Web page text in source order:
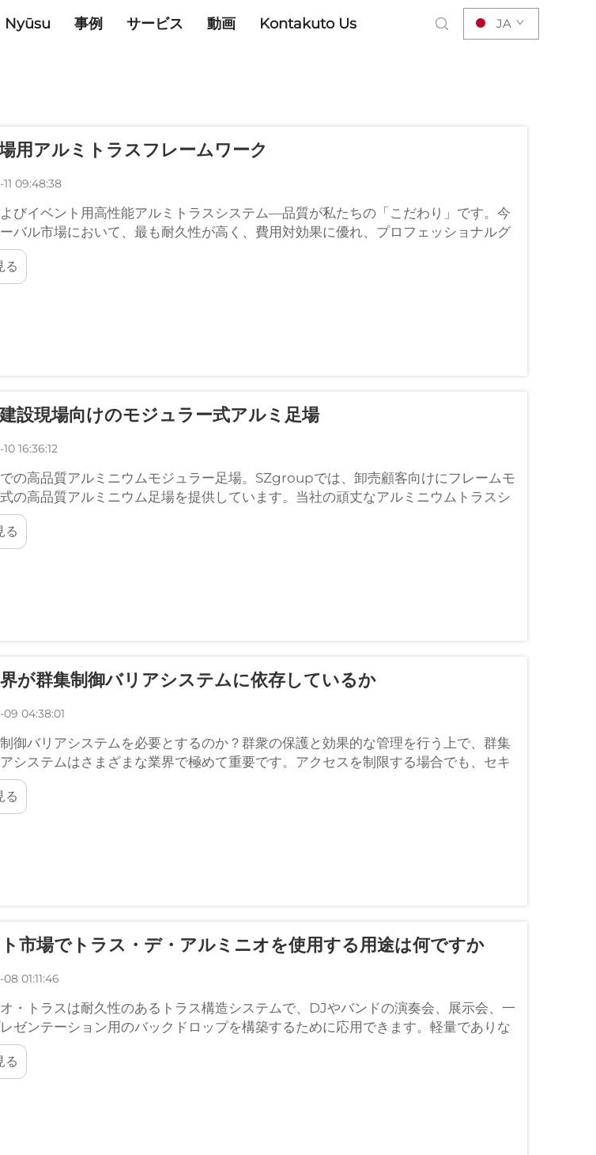
Nyūsu 事例 サービス 動画 Kontakuto Us JA
用アルミトラスフレームワーク
11 09:48:38
びイベント用高性能アルミトラスシステム—品質が私たちの「こだわり」です。今
バル市場において、最も耐久性が高く、費用対効果に優れ、プロフェッショナルグ
ラスを提供しています。貿易博覧会、イベント、またはその他の目的での展示会場
いて…
る
設現場向けのモジュラー式アルミ足場
10 16:36:12
の高品質アルミニウムモジュラー足場。SZgroupでは、卸売顧客向けにフレームモ
の高品質アルミニウム足場を提供しています。当社の頑丈なアルミニウムトラスシ
複雑な作業現場にも対応可能で、d...
る
が群集制御バリアシステムに依存しているか
09 04:38:01
御バリアシステムを必要とするのか？群衆の保護と効果的な管理を行う上で、群集
システムはさまざまな業界で極めて重要です。アクセスを制限する場合でも、セキ
提供する場合でも、またはその他の目的であっても…
る
市場でトラス・デ・アルミニオを使用する用途は何ですか
08 01:11:46
・トラスは耐久性のあるトラス構造システムで、DJやバンドの演奏会、展示会、一
ゼンテーション用のバックドロップを構築するために応用できます。軽量でありな
設計のため、屋外ステージ演出、パーティー、バーなどさまざまな会場での使用に
...
る